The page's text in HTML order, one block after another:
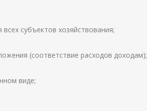
субъектов хозяйствования;
(соответствие расходов доходам);
виде;